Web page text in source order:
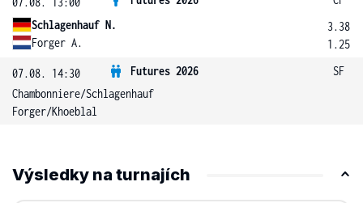
Schlagenhauf N.
Forger A.
3.38
1.25
07.08. 14:30 Futures 2026
SF
Chambonniere/Schlagenhauf
Forger/Khoeblal
Výsledky na turnajích